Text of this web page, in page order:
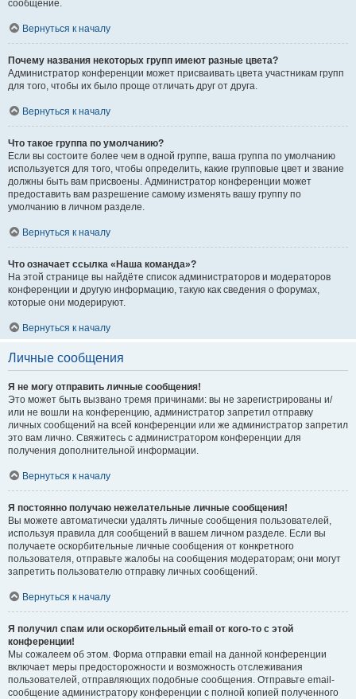
сообщение.
Вернуться к началу
Почему названия некоторых групп имеют разные цвета?
Администратор конференции может присваивать цвета участникам групп
для того, чтобы их было проще отличать друг от друга.
Вернуться к началу
Что такое группа по умолчанию?
Если вы состоите более чем в одной группе, ваша группа по умолчанию
используется для того, чтобы определить, какие групповые цвет и звание
должны быть вам присвоены. Администратор конференции может
предоставить вам разрешение самому изменять вашу группу по
умолчанию в личном разделе.
Вернуться к началу
Что означает ссылка «Наша команда»?
На этой странице вы найдёте список администраторов и модераторов
конференции и другую информацию, такую как сведения о форумах,
которые они модерируют.
Вернуться к началу
Личные сообщения
Я не могу отправить личные сообщения!
Это может быть вызвано тремя причинами: вы не зарегистрированы и/
или не вошли на конференцию, администратор запретил отправку
личных сообщений на всей конференции или же администратор запретил
это вам лично. Свяжитесь с администратором конференции для
получения дополнительной информации.
Вернуться к началу
Я постоянно получаю нежелательные личные сообщения!
Вы можете автоматически удалять личные сообщения пользователей,
используя правила для сообщений в вашем личном разделе. Если вы
получаете оскорбительные личные сообщения от конкретного
пользователя, отправьте жалобы на сообщения модераторам; они могут
запретить пользователю отправку личных сообщений.
Вернуться к началу
Я получил спам или оскорбительный email от кого-то с этой
конференции!
Мы сожалеем об этом. Форма отправки email на данной конференции
включает меры предосторожности и возможность отслеживания
пользователей, отправляющих подобные сообщения. Отправьте email-
сообщение администратору конференции с полной копией полученного